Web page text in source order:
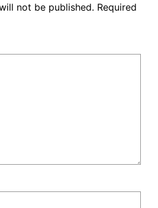
not be published. Required